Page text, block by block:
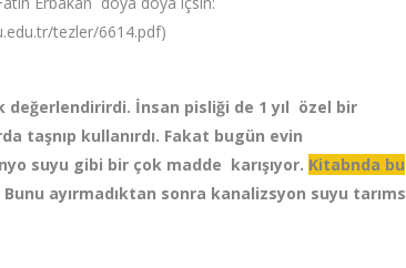
tezler/6614.pdf)
Gübre
İnsan pisliği de 1 yıl özel bir
kullanırdı. Fakat bugün evin
suyu gibi bir çok madde karışıyor. Kitabnda bu
Bunu ayırmadıktan sonra kanalizsyon suyu